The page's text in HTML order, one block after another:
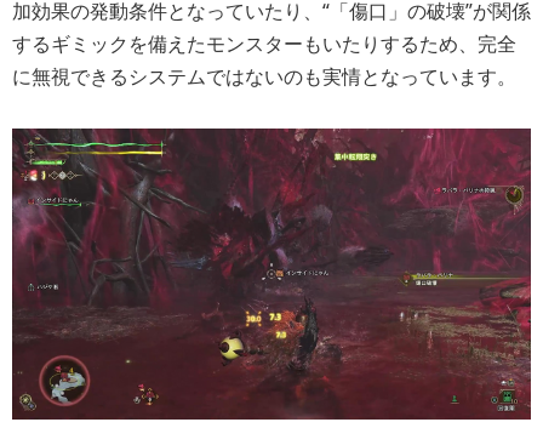
加効果の発動条件となっていたり、“「傷口」の破壊”が関係
するギミックを備えたモンスターもいたりするため、完全
に無視できるシステムではないのも実情となっています。